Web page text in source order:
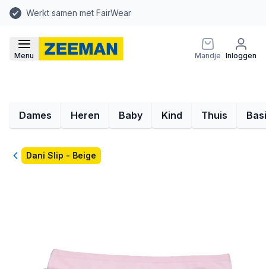
Werkt samen met FairWear
Menu Mandje Inloggen
Dames Heren Baby Kind Thuis
TerugDani Slip - Beige